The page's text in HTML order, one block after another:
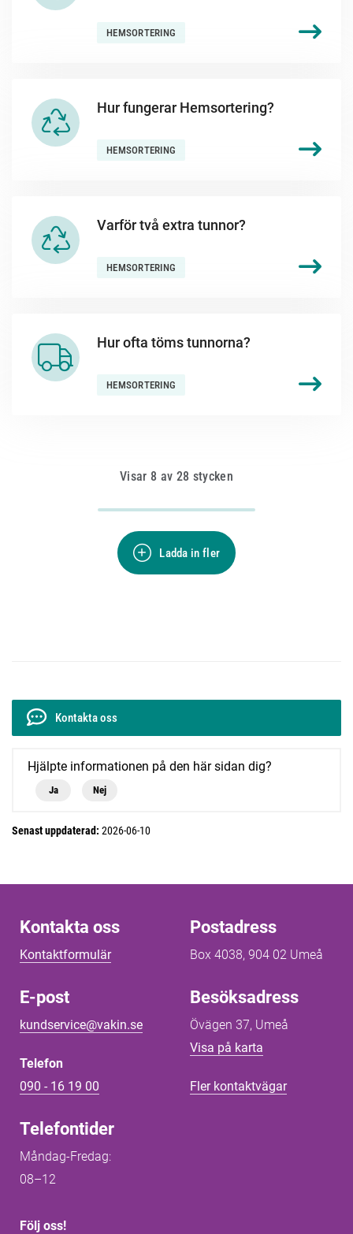
HEMSORTERING
Hur fungerar Hemsortering?
HEMSORTERING
Varför två extra tunnor?
HEMSORTERING
Hur ofta töms tunnorna?
HEMSORTERING
Visar 8 av 28 stycken
Ladda in fler
Kontakta oss
Hjälpte informationen på den här sidan dig?
Ja Nej
Senast uppdaterad: 2026-06-10
Kontakta oss
Kontakta oss
Kontaktformulär
E-post
kundservice@vakin.se
Telefon
090 - 16 19 00
Telefontider
Måndag-Fredag:
08–12
Postadress
Box 4038, 904 02 Umeå
Besöksadress
Övägen 37, Umeå
Visa på karta
Fler kontaktvägar
Följ oss!